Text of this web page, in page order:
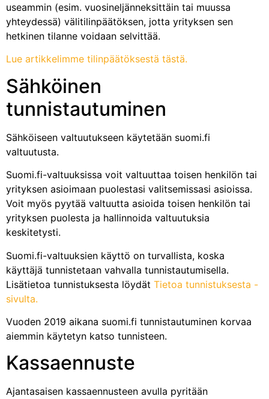
useammin (esim. vuosineljänneksittäin tai muussa
yhteydessä) välitilinpäätöksen, jotta yrityksen sen
hetkinen tilanne voidaan selvittää.
Lue artikkelimme tilinpäätöksestä tästä.
Sähköinen
tunnistautuminen
Sähköiseen valtuutukseen käytetään suomi.fi
valtuutusta.
Suomi.fi-valtuuksissa voit valtuuttaa toisen henkilön tai
yrityksen asioimaan puolestasi valitsemissasi asioissa.
Voit myös pyytää valtuutta asioida toisen henkilön tai
yrityksen puolesta ja hallinnoida valtuutuksia
keskitetysti.
Suomi.fi-valtuuksien käyttö on turvallista, koska
käyttäjä tunnistetaan vahvalla tunnistautumisella.
Lisätietoa tunnistuksesta löydät Tietoa tunnistuksesta -
sivulta.
Vuoden 2019 aikana suomi.fi tunnistautuminen korvaa
aiemmin käytetyn katso tunnisteen.
Kassaennuste
Ajantasaisen kassaennusteen avulla pyritään